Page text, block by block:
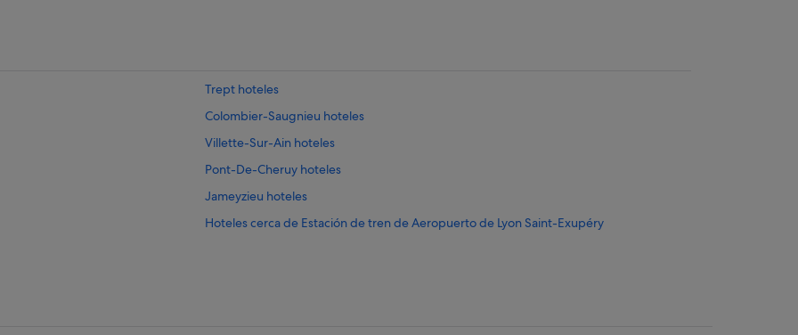
Trept hoteles
Colombier-Saugnieu hoteles
Villette-Sur-Ain hoteles
Pont-De-Cheruy hoteles
Jameyzieu hoteles
Hoteles cerca de Estación de tren de Aeropuerto de Lyon Saint-Exupéry